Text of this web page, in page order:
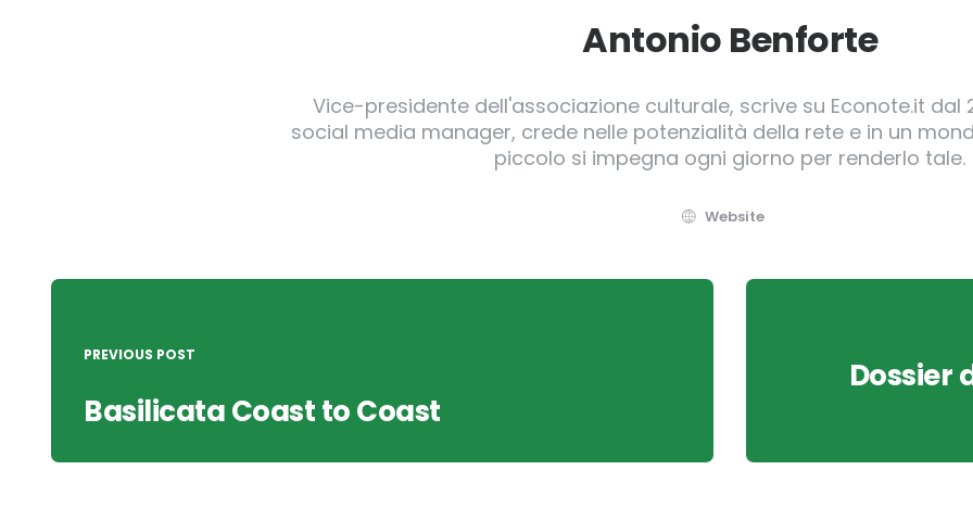
Antonio Benforte
Vice-presidente dell'associazione culturale, scrive su Econote.it dal
social media manager, crede nelle potenzialità della rete e in un
piccolo si impegna ogni giorno per renderlo tale.
Website
Post
PREVIOUS POST
Basilicata Coast to Coast
Dossier